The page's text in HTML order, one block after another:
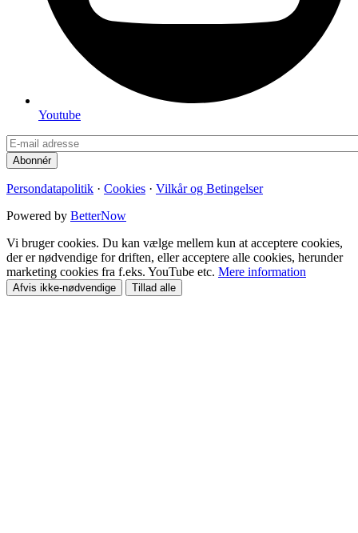
Youtube
Persondatapolitik · Cookies · Vilkår og Betingelser
Powered by BetterNow
Vi bruger cookies. Du kan vælge mellem kun at acceptere cookies,
der er nødvendige for driften, eller acceptere alle cookies, herunder
marketing cookies fra f.eks. YouTube etc. Mere information
Afvis ikke-nødvendige Tillad alle